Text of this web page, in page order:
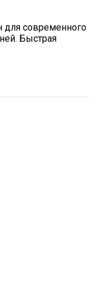
для современного
Быстрая